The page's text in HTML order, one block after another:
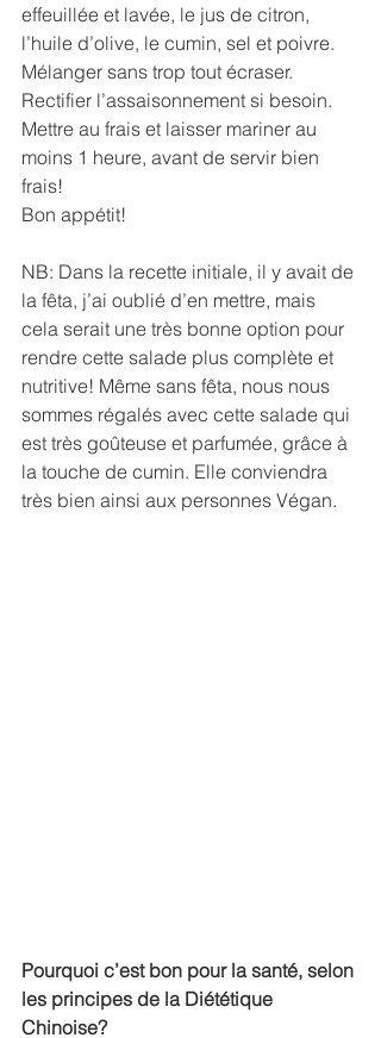
effeuillée et lavée, le jus de citron,
l’huile d’olive, le cumin, sel et poivre.
Mélanger sans trop tout écraser.
Rectifier l’assaisonnement si besoin.
Mettre au frais et laisser mariner au
moins 1 heure, avant de servir bien
frais!
Bon appétit!
NB: Dans la recette initiale, il y avait de
la fêta, j’ai oublié d’en mettre, mais
cela serait une très bonne option pour
rendre cette salade plus complète et
nutritive! Même sans fêta, nous nous
sommes régalés avec cette salade qui
est très goûteuse et parfumée, grâce à
la touche de cumin. Elle conviendra
très bien ainsi aux personnes Végan.
Pourquoi c’est bon pour la santé, selon
les principes de la Diététique
Chinoise?